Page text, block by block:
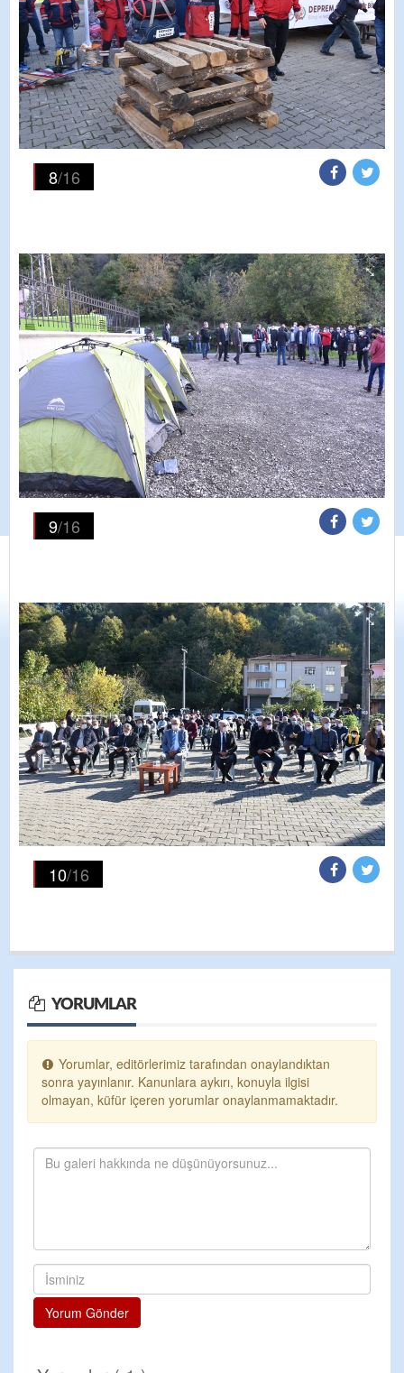
8/16
9/16
10/16
YORUMLAR
Yorumlar, editörlerimiz tarafından onaylandıktan
sonra yayınlanır. Kanunlara aykırı, konuyla ilgisi
olmayan, küfür içeren yorumlar onaylanmamaktadır.
Yorum Gönder